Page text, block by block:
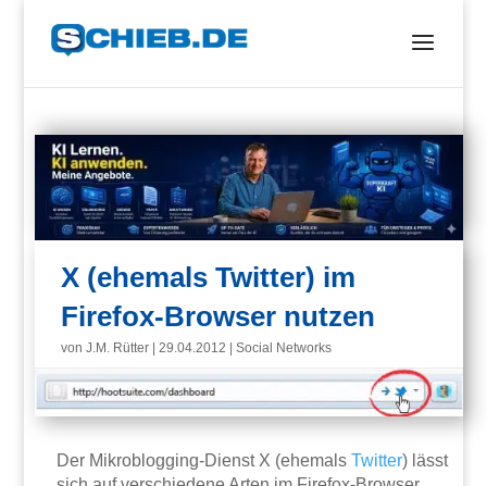
X (ehemals Twitter) im
Firefox-Browser nutzen
vonJ.M. Rütter |29.04.2012 |Social Networks
Der Mikroblogging-Dienst X (ehemalsTwitter) lässt